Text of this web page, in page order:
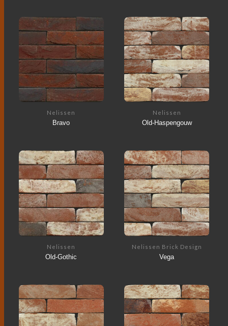
Nelissen
Bravo
Nelissen
Old-Haspengouw
Nelissen
Old-Gothic
Nelissen Brick Design
Vega